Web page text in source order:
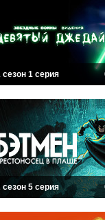
сезон 1 серия
сезон 5 серия